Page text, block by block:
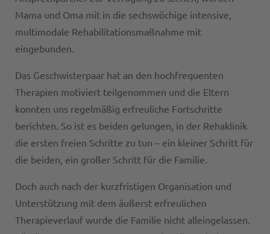
Mama und Oma mit in die sechswöchige intensive,
multimodale Rehabilitationsmaßnahme mit
eingebunden.
Das Geschwisterpaar hat an den hochfrequenten
Therapien motiviert teilgenommen und die Eltern
konnten uns regelmäßig erfreuliche Fortschritte
berichten. So ist es beiden gelungen, in der Rehaklinik
die ersten freien Schritte zu tun – ein kleiner Schritt für
die beiden, ein großer Schritt für die Familie.
Doch auch nach der kurzfristigen Organisation und
Unterstützung mit dem äußerst erfreulichen
Therapieverlauf wurde die Familie nicht alleingelassen.